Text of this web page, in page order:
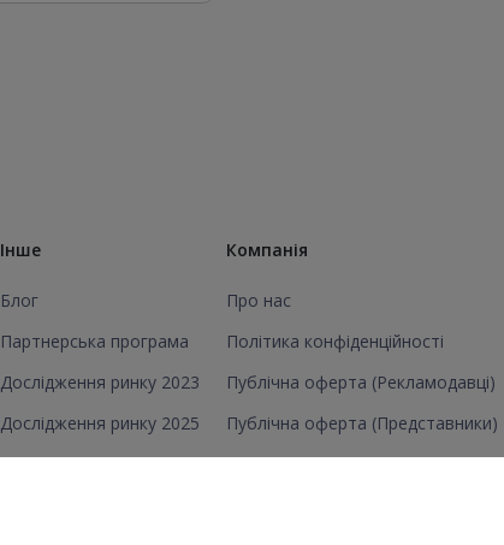
Інше
Блог
Партнерська програма
Дослідження ринку 2023
Дослідження ринку 2025
Компанія
Про нас
Політика конфіденційності
Публічна оферта (Рекламодавці)
Публічна оферта (Представники)